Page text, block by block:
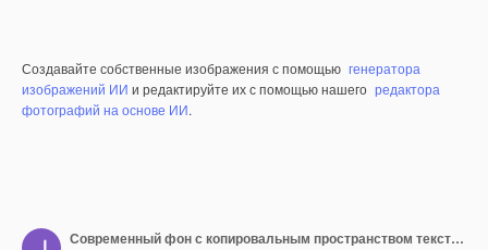
Создавайте собственные изображения с помощью генератора
изображений ИИ и редактируйте их с помощью нашего редактора
фотографий на основе ИИ.
Современный фон с копировальным пространством текст логотип фото фон дисплей продукта презентация веб-сайт веб